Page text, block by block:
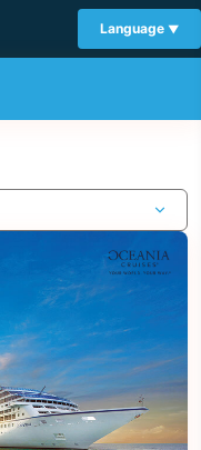
Language